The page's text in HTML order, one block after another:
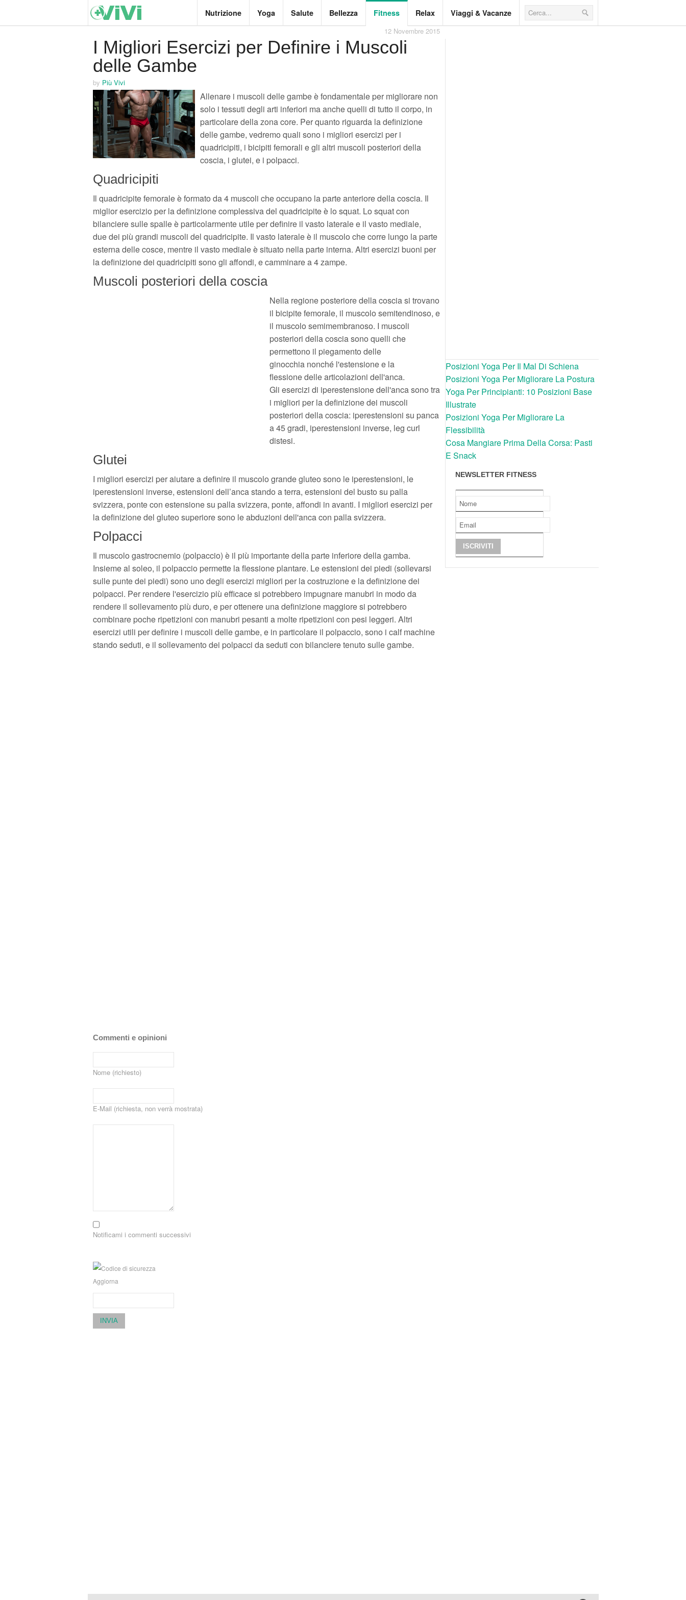
Nutrizione Yoga Salute Bellezza Fitness Relax Viaggi & Vacanze
12 Novembre 2015
I Migliori Esercizi per Definire i Muscoli
delle Gambe
by Più Vivi
Allenare i muscoli delle gambe è fondamentale per migliorare non
solo i tessuti degli arti inferiori ma anche quelli di tutto il corpo, in
particolare della zona core. Per quanto riguarda la definizione
delle gambe, vedremo quali sono i migliori esercizi per i
quadricipiti, i bicipiti femorali e gli altri muscoli posteriori della
coscia, i glutei, e i polpacci.
Quadricipiti
Il quadricipite femorale è formato da 4 muscoli che occupano la parte anteriore della coscia. Il
miglior esercizio per la definizione complessiva del quadricipite è lo squat. Lo squat con
bilanciere sulle spalle è particolarmente utile per definire il vasto laterale e il vasto mediale,
due dei più grandi muscoli del quadricipite. Il vasto laterale è il muscolo che corre lungo la parte
esterna delle cosce, mentre il vasto mediale è situato nella parte interna. Altri esercizi buoni per
la definizione dei quadricipiti sono gli affondi, e camminare a 4 zampe.
Muscoli posteriori della coscia
Nella regione posteriore della coscia si trovano
il bicipite femorale, il muscolo semitendinoso, e
il muscolo semimembranoso. I muscoli
posteriori della coscia sono quelli che
permettono il piegamento delle
ginocchia nonché l'estensione e la
flessione delle articolazioni dell'anca.
Gli esercizi di iperestensione dell'anca sono tra
i migliori per la definizione dei muscoli
posteriori della coscia: iperestensioni su panca
a 45 gradi, iperestensioni inverse, leg curl
distesi.
Glutei
I migliori esercizi per aiutare a definire il muscolo grande gluteo sono le iperestensioni, le
iperestensioni inverse, estensioni dell’anca stando a terra, estensioni del busto su palla
svizzera, ponte con estensione su palla svizzera, ponte, affondi in avanti. I migliori esercizi per
la definizione del gluteo superiore sono le abduzioni dell'anca con palla svizzera.
Polpacci
Il muscolo gastrocnemio (polpaccio) è il più importante della parte inferiore della gamba.
Insieme al soleo, il polpaccio permette la flessione plantare. Le estensioni dei piedi (sollevarsi
sulle punte dei piedi) sono uno degli esercizi migliori per la costruzione e la definizione dei
polpacci. Per rendere l'esercizio più efficace si potrebbero impugnare manubri in modo da
rendere il sollevamento più duro, e per ottenere una definizione maggiore si potrebbero
combinare poche ripetizioni con manubri pesanti a molte ripetizioni con pesi leggeri. Altri
esercizi utili per definire i muscoli delle gambe, e in particolare il polpaccio, sono i calf machine
stando seduti, e il sollevamento dei polpacci da seduti con bilanciere tenuto sulle gambe.
Commenti e opinioni
Nome (richiesto)
E-Mail (richiesta, non verrà mostrata)
Notificami i commenti successivi
Aggiorna
INVIA
Posizioni Yoga Per Il Mal Di Schiena
Posizioni Yoga Per Migliorare La Postura
Yoga Per Principianti: 10 Posizioni Base
Illustrate
Posizioni Yoga Per Migliorare La
Flessibilità
Cosa Mangiare Prima Della Corsa: Pasti
E Snack
NEWSLETTER FITNESS